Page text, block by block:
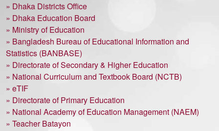
» Dhaka Districts Office
» Dhaka Education Board
» Ministry of Education
» Bangladesh Bureau of Educational Information and
Statistics (BANBASE)
» Directorate of Secondary & Higher Education
» National Curriculum and Textbook Board (NCTB)
» eTIF
» Directorate of Primary Education
» National Academy of Education Management (NAEM)
» Teacher Batayon